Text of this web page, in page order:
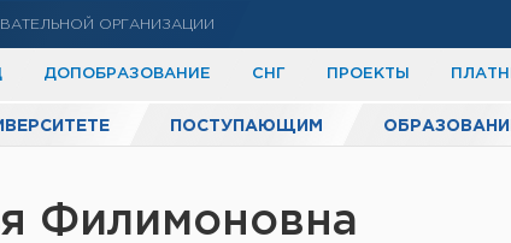
ОРГАНИЗАЦИИ
ДОПОБРАЗОВАНИЕ СНГ ПРОЕКТЫ
ПОСТУПАЮЩИМ
Филимоновна